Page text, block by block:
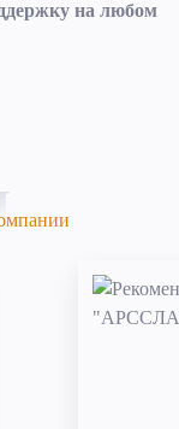
на любом